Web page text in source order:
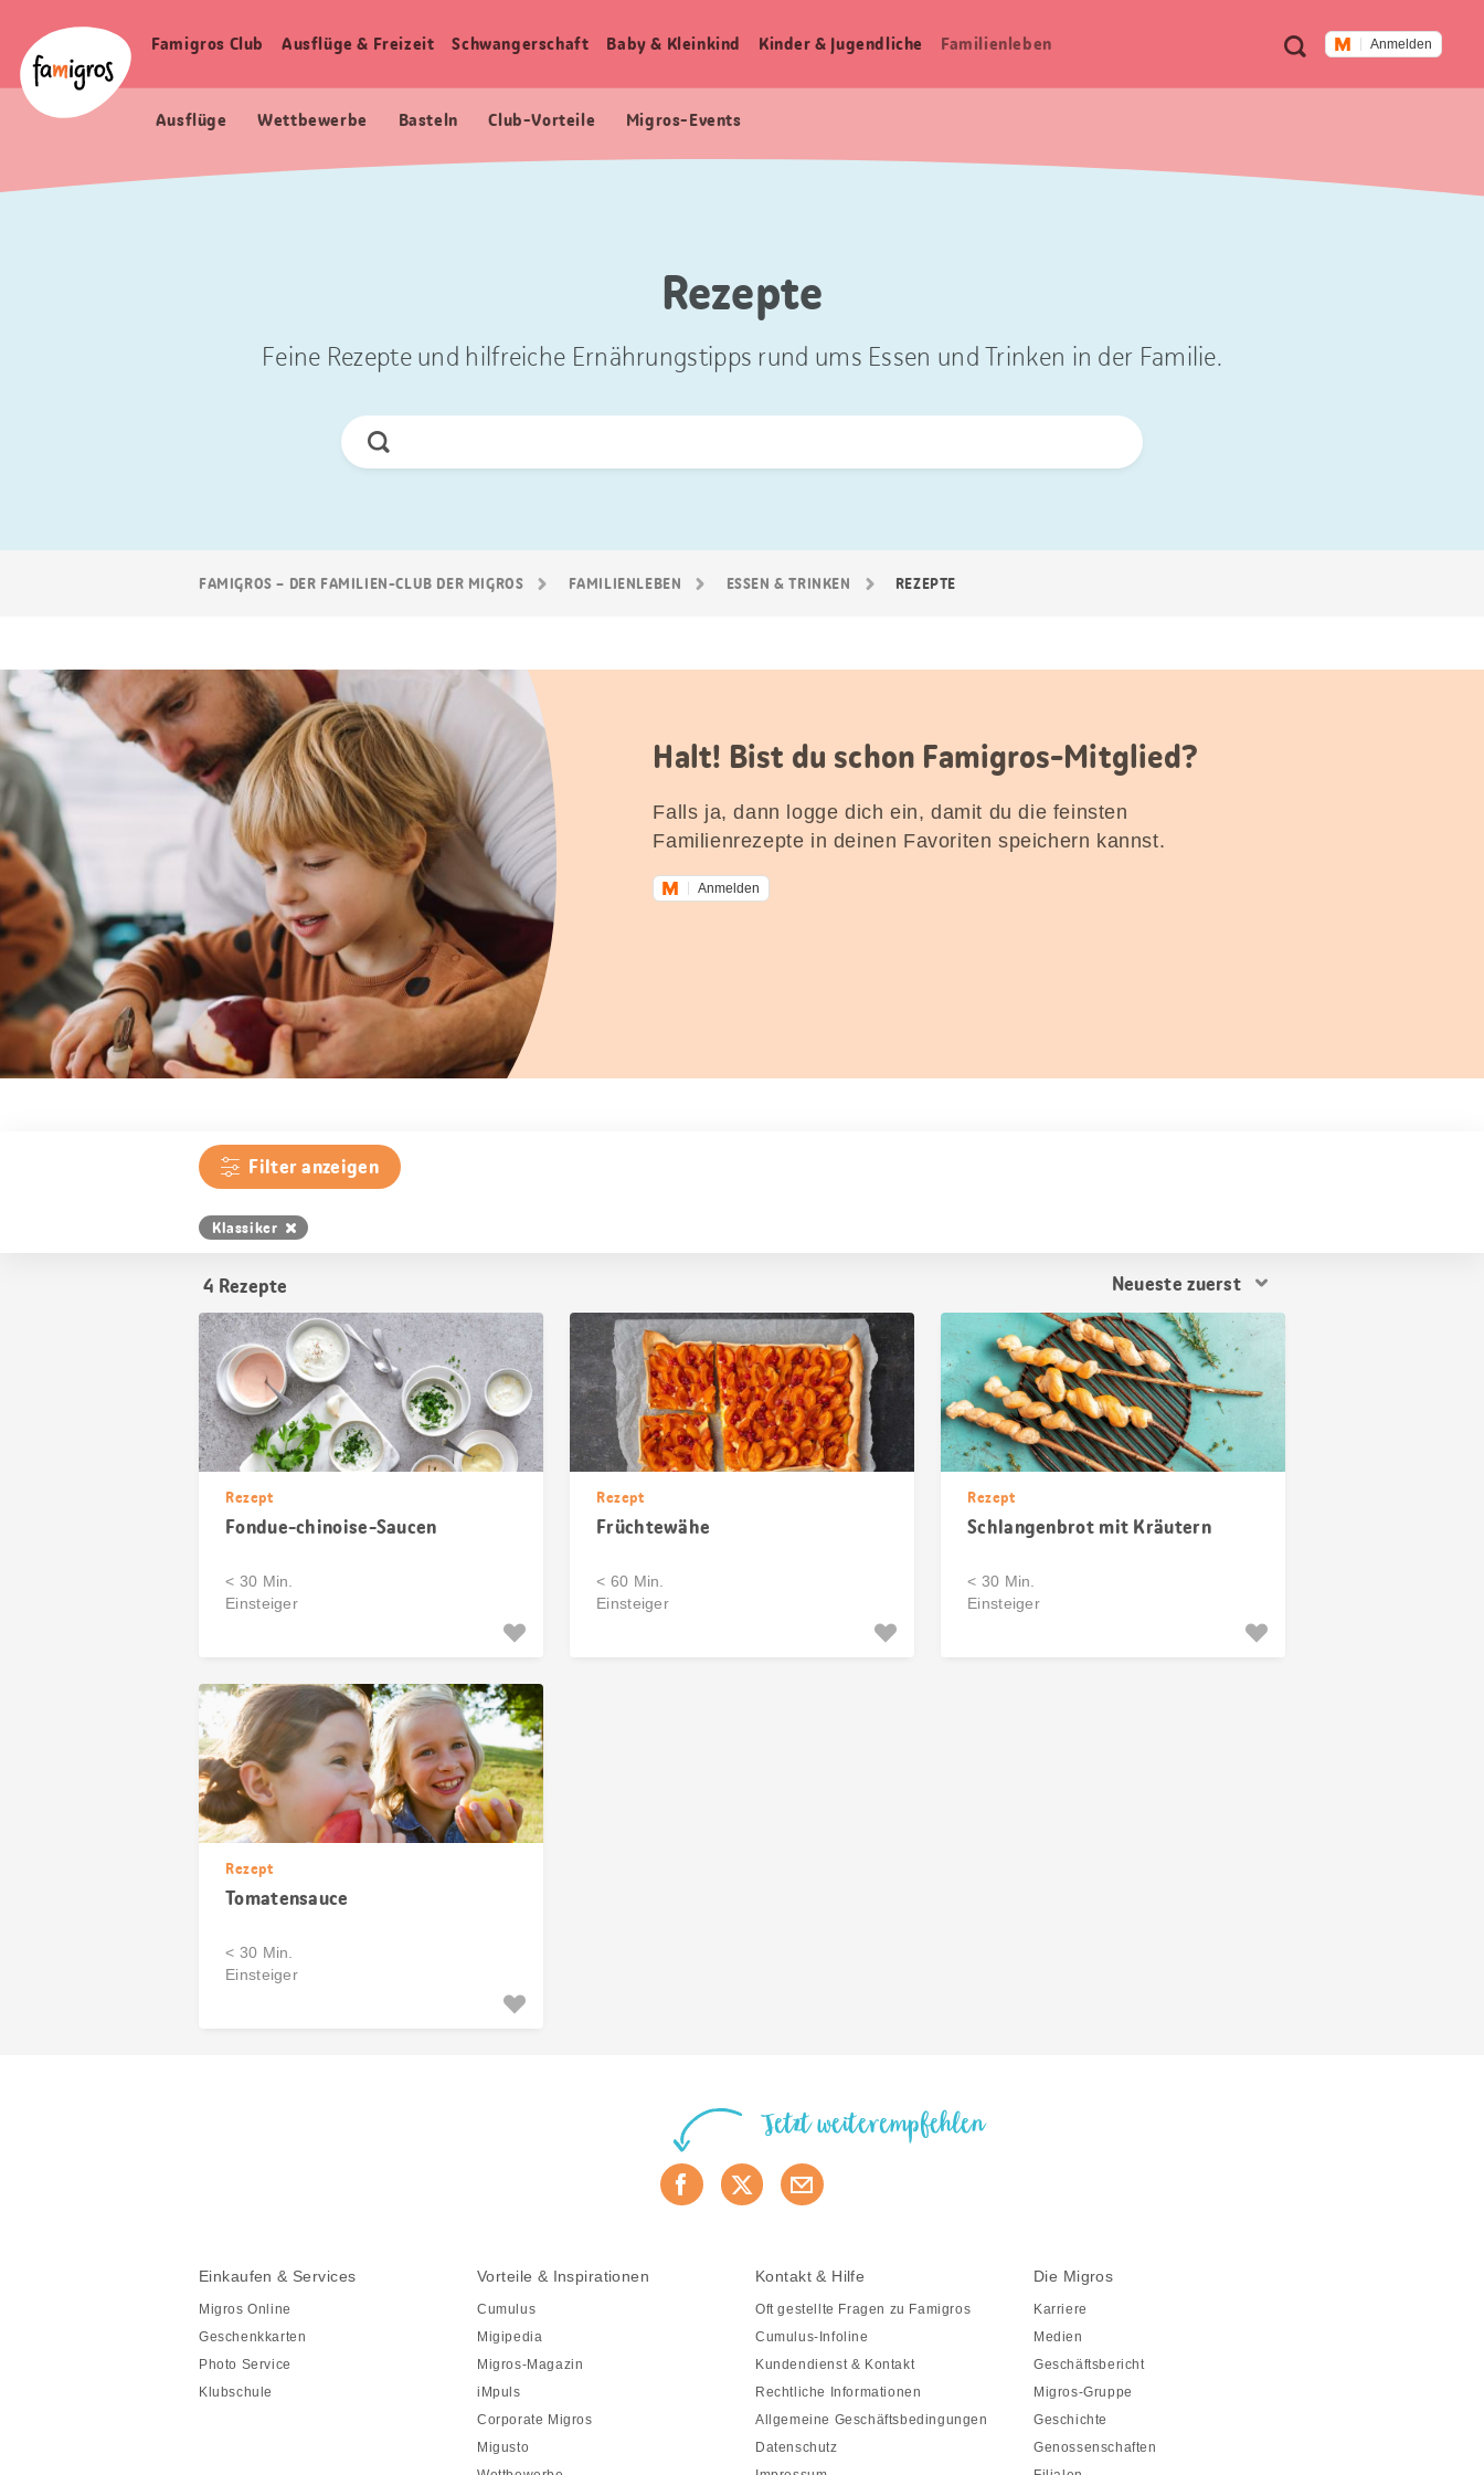
Navigation
Logo
Meta
Navigation
Suche Anmelden
Haupt
Famigros Club Ausflüge & Freizeit Schwangerschaft Baby & Kleinkind Kinder & Jugendliche Familien­leben
Ausflüge Wettbewerbe Basteln Club-Vorteile Migros-Events
Rezepte
Feine Rezepte und hilfreiche Ernährungstipps rund ums Essen und Trinken in der Familie.
Jetzt
FAMIGROS – DER FAMILIEN-CLUB DER MIGROS FAMILIEN­LEBEN ESSEN & TRINKEN REZEPTE
Halt! Bist du schon Famigros-Mitglied?
Falls ja, dann logge dich ein, damit du die feinsten
Familienrezepte in deinen Favoriten speichern kannst.
Anmelden
Filter anzeigen
Klassiker
4 Rezepte
Resultat
Rezept
Fondue-chinoise-Saucen
< 30 Min.
Einsteiger
Rezept
Früchtewähe
< 60 Min.
Einsteiger
Rezept
Schlangenbrot mit Kräutern
< 30 Min.
Einsteiger
Rezept
Tomatensauce
< 30 Min.
Einsteiger
Jetzt weiterempfehlen
Einkaufen & Services
Migros Online
Geschenkkarten
Photo Service
Klubschule
Vorteile & Inspirationen
Cumulus
Migipedia
Migros-Magazin
iMpuls
Corporate Migros
Migusto
Kontakt & Hilfe
Oft gestellte Fragen zu Famigros
Cumulus-Infoline
Kundendienst & Kontakt
Rechtliche Informationen
Allgemeine Geschäftsbedingungen
Datenschutz
Die Migros
Karriere
Medien
Geschäftsbericht
Migros-Gruppe
Geschichte
Genossenschaften